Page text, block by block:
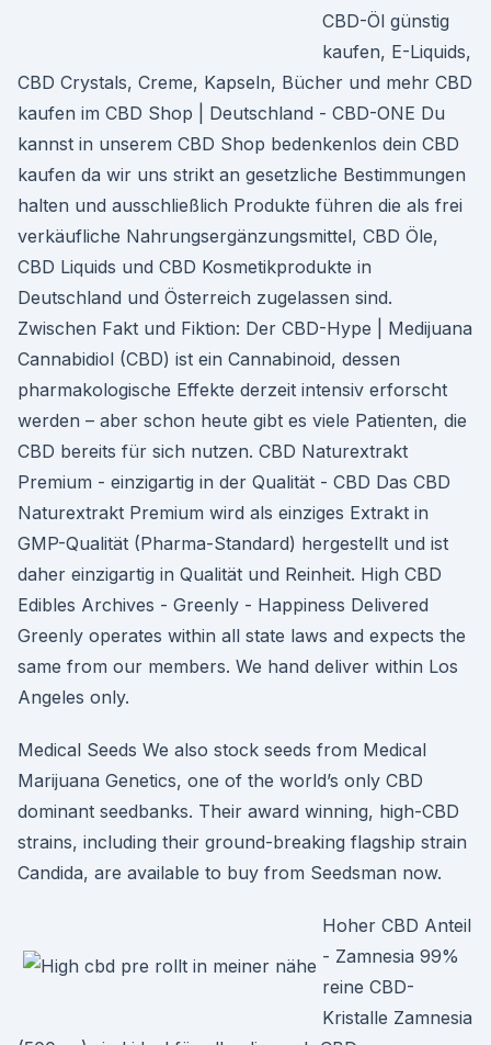
CBD-Öl günstig
kaufen, E-Liquids,
CBD Crystals, Creme, Kapseln, Bücher und mehr CBD
kaufen im CBD Shop | Deutschland - CBD-ONE Du
kannst in unserem CBD Shop bedenkenlos dein CBD
kaufen da wir uns strikt an gesetzliche Bestimmungen
halten und ausschließlich Produkte führen die als frei
verkäufliche Nahrungsergänzungsmittel, CBD Öle,
CBD Liquids und CBD Kosmetikprodukte in
Deutschland und Österreich zugelassen sind.
Zwischen Fakt und Fiktion: Der CBD-Hype | Medijuana
Cannabidiol (CBD) ist ein Cannabinoid, dessen
pharmakologische Effekte derzeit intensiv erforscht
werden – aber schon heute gibt es viele Patienten, die
CBD bereits für sich nutzen. CBD Naturextrakt
Premium - einzigartig in der Qualität - CBD Das CBD
Naturextrakt Premium wird als einziges Extrakt in
GMP-Qualität (Pharma-Standard) hergestellt und ist
daher einzigartig in Qualität und Reinheit. High CBD
Edibles Archives - Greenly - Happiness Delivered
Greenly operates within all state laws and expects the
same from our members. We hand deliver within Los
Angeles only.
Medical Seeds We also stock seeds from Medical
Marijuana Genetics, one of the world’s only CBD
dominant seedbanks. Their award winning, high-CBD
strains, including their ground-breaking flagship strain
Candida, are available to buy from Seedsman now.
Hoher CBD Anteil
- Zamnesia 99%
reine CBD-
Kristalle Zamnesia